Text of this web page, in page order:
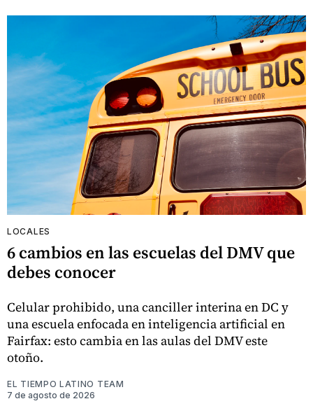
LOCALES
6 cambios en las escuelas del DMV que
debes conocer
Celular prohibido, una canciller interina en DC y
una escuela enfocada en inteligencia artificial en
Fairfax: esto cambia en las aulas del DMV este
otoño.
EL TIEMPO LATINO TEAM
7 de agosto de 2026